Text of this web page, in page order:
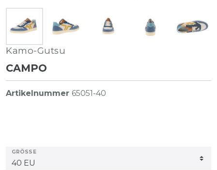
Kamo-Gutsu
CAMPO
Artikelnummer 65051-40
GRÖSSE